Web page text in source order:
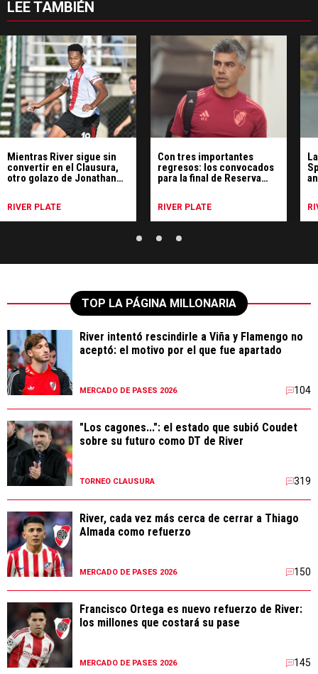
LEE TAMBIÉN
Mientras River sigue sin
convertir en el Clausura,
otro golazo de Jonathan
RIVER PLATE
Con tres importantes
regresos: los convocados
para la final de Reserva
RIVER PLATE
TOP LA PÁGINA MILLONARIA
River intentó rescindirle a Viña y Flamengo no
aceptó: el motivo por el que fue apartado
MERCADO DE PASES 2026 104
"Los cagones...": el estado que subió Coudet
sobre su futuro como DT de River
TORNEO CLAUSURA 319
River, cada vez más cerca de cerrar a Thiago
Almada como refuerzo
MERCADO DE PASES 2026 150
Francisco Ortega es nuevo refuerzo de River:
los millones que costará su pase
MERCADO DE PASES 2026 145